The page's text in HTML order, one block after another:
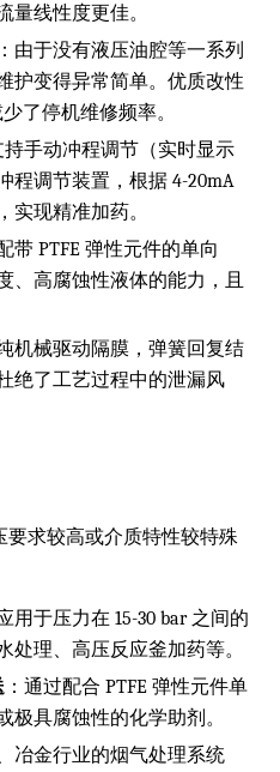
量线性度更佳。
：由于没有液压油腔等一系列
护变得异常简单。优质改性
了停机维修频率。
持手动冲程调节（实时显示
程调节装置，根据 4-20mA
实现精准加药。
带 PTFE 弹性元件的单向
、高腐蚀性液体的能力，且
机械驱动隔膜，弹簧回复结
绝了工艺过程中的泄漏风
要求较高或介质特性较特殊
用于压力在 15-30 bar 之间的
处理、高压反应釜加药等。
：通过配合 PTFE 弹性元件单
极具腐蚀性的化学助剂。
冶金行业的烟气处理系统